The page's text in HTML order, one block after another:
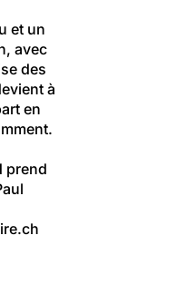
et un
avec
des
à
en
prend